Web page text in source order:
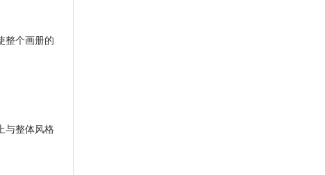
整个画册的
与整体风格